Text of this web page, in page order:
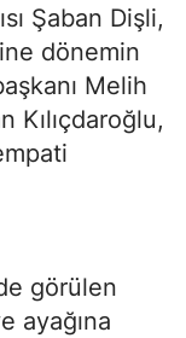
Şaban Dişli,
dönemin
Melih
Kılıçdaroğlu,
görülen
ayağına